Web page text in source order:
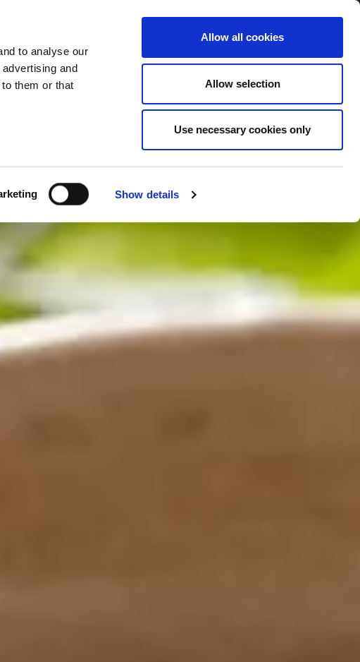
to analyse our
and
them or that
Show details
Allow all cookies
Allow selection
Use necessary cookies only
Select your language
Italian
Service Menu
In tutte le salse